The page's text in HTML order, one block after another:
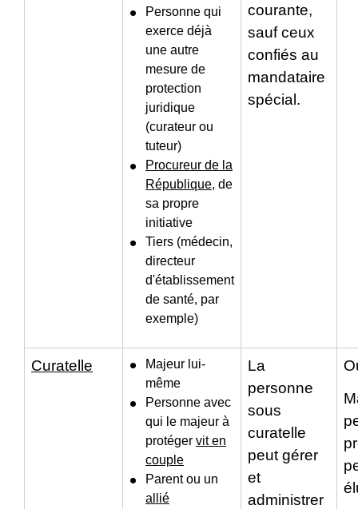
Personne qui
exerce déjà
une autre
mesure de
protection
juridique
(curateur ou
tuteur)
Procureur de la
République, de
sa propre
initiative
Tiers (médecin,
directeur
d'établissement
de santé, par
exemple)
courante,
sauf ceux
confiés au
mandataire
spécial.
Curatelle
Majeur lui-
même
Personne avec
qui le majeur à
protéger vit en
couple
Parent ou un
allié
La
personne
sous
curatelle
peut gérer
et
administrer